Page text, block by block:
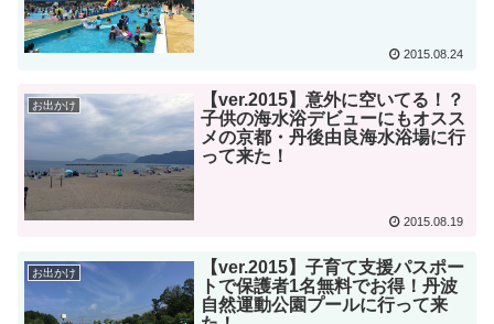
2015.08.24
お出かけ
【ver.2015】意外に空いてる！？
子供の海水浴デビューにもオスス
メの京都・丹後由良海水浴場に行
って来た！
2015.08.19
お出かけ
【ver.2015】子育て支援パスポー
トで保護者1名無料でお得！丹波
自然運動公園プールに行って来